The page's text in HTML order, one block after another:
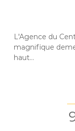
L'Agence du
magnifique
haut...